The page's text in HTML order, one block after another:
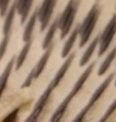
にこだわ
天婦羅メ